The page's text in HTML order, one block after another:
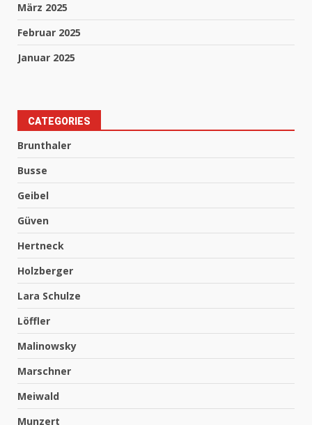
März 2025
Februar 2025
Januar 2025
CATEGORIES
Brunthaler
Busse
Geibel
Güven
Hertneck
Holzberger
Lara Schulze
Löffler
Malinowsky
Marschner
Meiwald
Munzert